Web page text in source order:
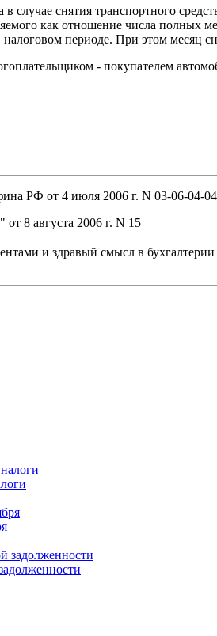
случае снятия транспортного
как отношение числа полных
периоде. При этом месяц
- покупателем
РФ от 4 июля 2006 г. N 03-06-04-
8 августа 2006 г. N 15
и здравый смысл в бухгалтерии